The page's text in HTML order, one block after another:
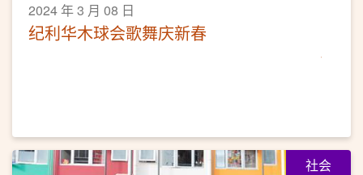
2024 年 3 月 08 日
纪利华木球会歌舞庆新春
社会